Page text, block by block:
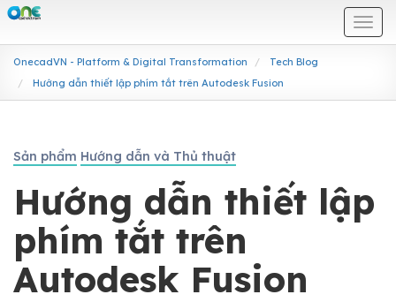
OnecadVN - Platform & Digital Transformation
Tech Blog
Hướng dẫn thiết lập phím tắt trên Autodesk Fusion
Sản phẩm Hướng dẫn và Thủ thuật
Hướng dẫn thiết lập
phím tắt trên
Autodesk Fusion